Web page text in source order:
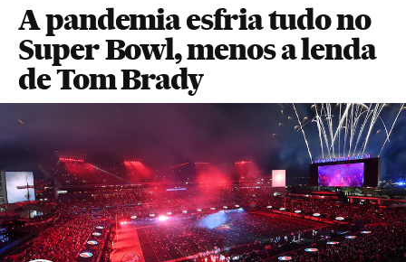
A pandemia esfria tudo no
Super Bowl, menos a lenda
de Tom Brady